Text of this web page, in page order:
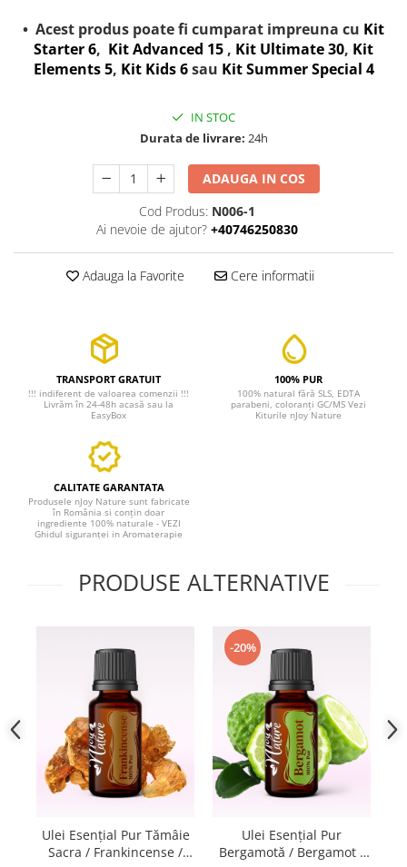
• Acest produs poate fi cumparat impreuna cu Kit
Starter 6, Kit Advanced 15 , Kit Ultimate 30, Kit
Elements 5, Kit Kids 6sau Kit Summer Special 4
IN STOC
Durata de livrare: 24h
ADAUGA IN COS
Cod Produs: N006-1
Ai nevoie de ajutor? +40746250830
Adauga la Favorite Cere informatii
TRANSPORT GRATUIT
!!! indiferent de valoarea comenzii !!!
Livrăm în 24-48h acasă sau la
EasyBox
100% PUR
100% natural fără SLS, EDTA
parabeni, coloranți GC/MS Vezi
Kiturile nJoy Nature
CALITATE GARANTATA
Produsele nJoy Nature sunt fabricate
în România si conțin doar
ingrediente 100% naturale - VEZI
Ghidul siguranței in Aromaterapie
PRODUSE ALTERNATIVE
Ulei Esențial Pur Tămâie
Sacra / Frankincense /
-20%
Ulei Esențial Pur
Bergamotă / Bergamot /